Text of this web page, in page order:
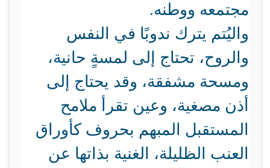
مجتمعه ووطنه.
واليُتم يترك ندوبًا في النفس
والروح، تحتاج إلى لمسةٍ حانية،
ومسحة مشفقة، وقد يحتاج إلى
أذن مصغية، وعين تقرأ ملامح
المستقبل المبهم بحروف كأوراق
العنب الظليلة، الغنية بذاتها عن